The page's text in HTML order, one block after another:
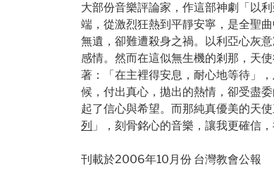
大部份音樂評論家，作這部神劇「以
端，從激烈狂熱到平靜安寧，是全聖
無遺，卻難遭殺身之禍。以利亞心灰
感情。然而在這似無生機的剎那，天
著：「在主裡得安息，耐心地等待」
候，付出真心，拋出的熱情，卻受盡
起了信心與希望。而那純真優美的天
列 」，刻骨銘心的音樂，讓我更確信
刊載於2006年10月份 台灣教會公報